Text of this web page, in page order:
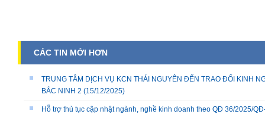
CÁC TIN MỚI HƠN
TRUNG TÂM DỊCH VỤ KCN THÁI NGUYÊN ĐẾN TRAO ĐỔI KINH
BẮC NINH 2 (15/12/2025)
Hỗ trợ thủ tục cập nhật ngành, nghề kinh doanh theo QĐ 36/2025/